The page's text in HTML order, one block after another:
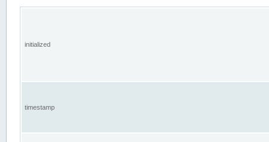
initialized
timestamp